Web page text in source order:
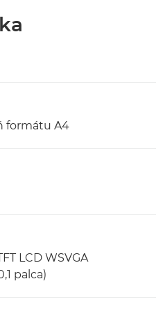
formátu A4
LCD WSVGA
palca)